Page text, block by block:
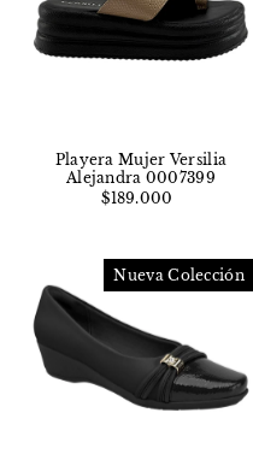
Playera Mujer Versilia
Alejandra 0007399
$189.000
Nueva Colección